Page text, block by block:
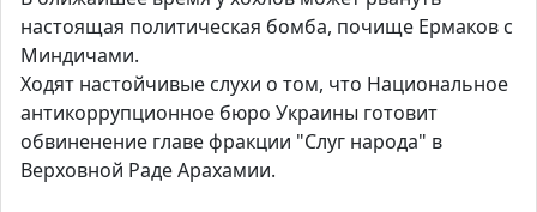
настоящая политическая бомба, почище Ермаков с
Миндичами.
Ходят настойчивые слухи о том, что Национальное
антикоррупционное бюро Украины готовит
обвиненение главе фракции "Слуг народа" в
Верховной Раде Арахамии.